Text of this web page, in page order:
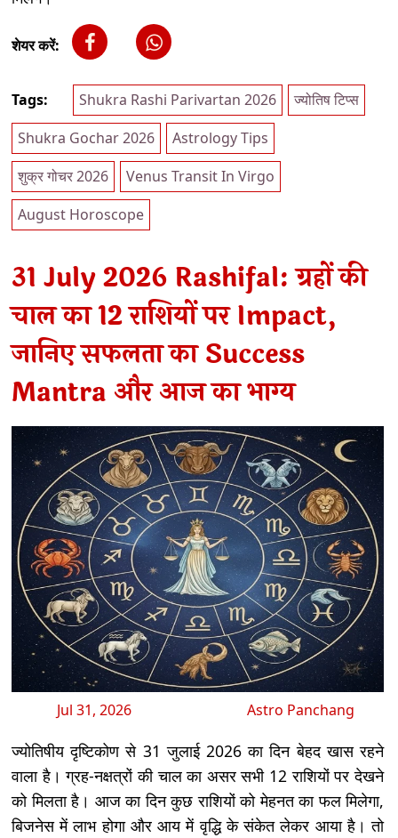
शेयर करें:
Tags: Shukra Rashi Parivartan 2026
ज्योतिष टिप्स
Shukra Gochar 2026
Astrology Tips
शुक्र गोचर 2026
Venus Transit In Virgo
August Horoscope
31 July 2026 Rashifal: ग्रहों की
चाल का 12 राशियों पर Impact,
जानिए सफलता का Success
Mantra और आज का भाग्य
Jul 31, 2026 Astro Panchang
ज्योतिषीय दृष्टिकोण से 31 जुलाई 2026 का दिन बेहद खास रहने
वाला है। ग्रह-नक्षत्रों की चाल का असर सभी 12 राशियों पर देखने
को मिलता है। आज का दिन कुछ राशियों को मेहनत का फल मिलेगा,
बिजनेस में लाभ होगा और आय में वृद्धि के संकेत लेकर आया है। तो